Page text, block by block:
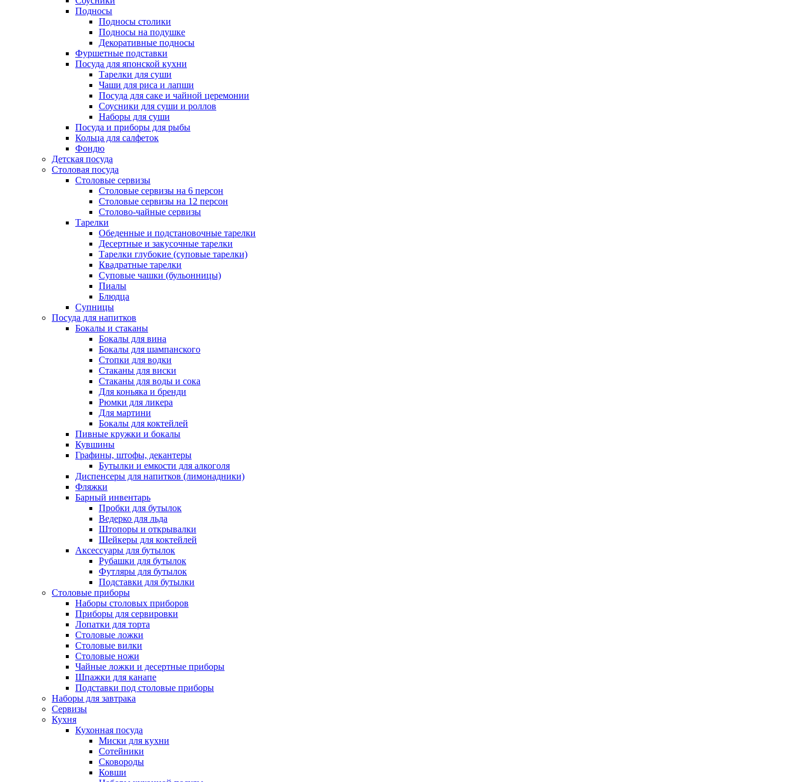
Подносы
Подносы столики
Подносы на подушке
Декоративные подносы
Фуршетные подставки
Посуда для японской кухни
Тарелки для суши
Чаши для риса и лапши
Посуда для саке и чайной церемонии
Соусники для суши и роллов
Наборы для суши
Посуда и приборы для рыбы
Кольца для салфеток
Фондю
Детская посуда
Столовая посуда
Столовые сервизы
Столовые сервизы на 6 персон
Столовые сервизы на 12 персон
Столово-чайные сервизы
Тарелки
Обеденные и подстановочные тарелки
Десертные и закусочные тарелки
Тарелки глубокие (суповые тарелки)
Квадратные тарелки
Суповые чашки (бульонницы)
Пиалы
Блюдца
Супницы
Посуда для напитков
Бокалы и стаканы
Бокалы для вина
Бокалы для шампанского
Стопки для водки
Стаканы для виски
Стаканы для воды и сока
Для коньяка и бренди
Рюмки для ликера
Для мартини
Бокалы для коктейлей
Пивные кружки и бокалы
Кувшины
Графины, штофы, декантеры
Бутылки и емкости для алкоголя
Диспенсеры для напитков (лимонадники)
Фляжки
Барный инвентарь
Пробки для бутылок
Ведерко для льда
Штопоры и открывалки
Шейкеры для коктейлей
Аксессуары для бутылок
Рубашки для бутылок
Футляры для бутылок
Подставки для бутылки
Столовые приборы
Наборы столовых приборов
Приборы для сервировки
Лопатки для торта
Столовые ложки
Столовые вилки
Столовые ножи
Чайные ложки и десертные приборы
Шпажки для канапе
Подставки под столовые приборы
Наборы для завтрака
Сервизы
Кухня
Кухонная посуда
Миски для кухни
Сотейники
Сковороды
Ковши